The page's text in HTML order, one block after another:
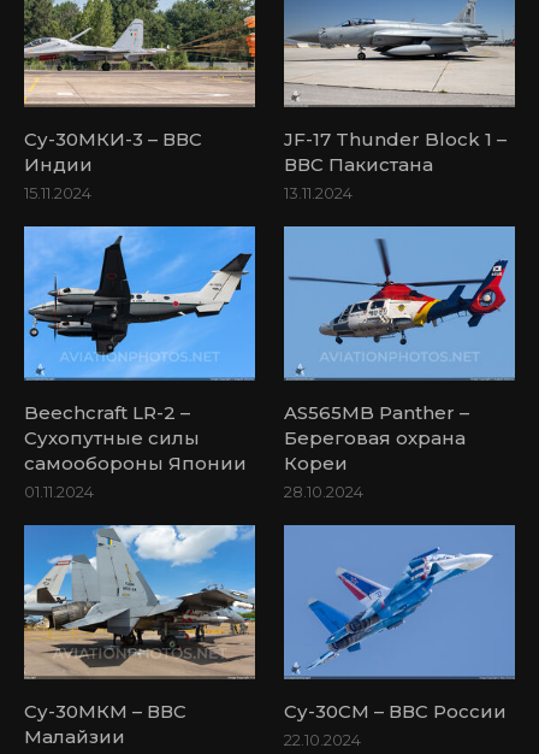
Су-30МКИ-3 – ВВС
Индии
15.11.2024
JF-17 Thunder Block 1 –
ВВС Пакистана
13.11.2024
Beechcraft LR-2 –
Сухопутные силы
самообороны Японии
01.11.2024
AS565MB Panther –
Береговая охрана
Кореи
28.10.2024
Су-30МКМ – ВВС
Малайзии
Су-30СМ – ВВС России
22.10.2024